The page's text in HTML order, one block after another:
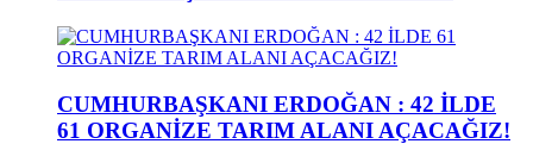
CUMHURBAŞKANI ERDOĞAN : 42 İLDE
61 ORGANİZE TARIM ALANI AÇACAĞIZ!